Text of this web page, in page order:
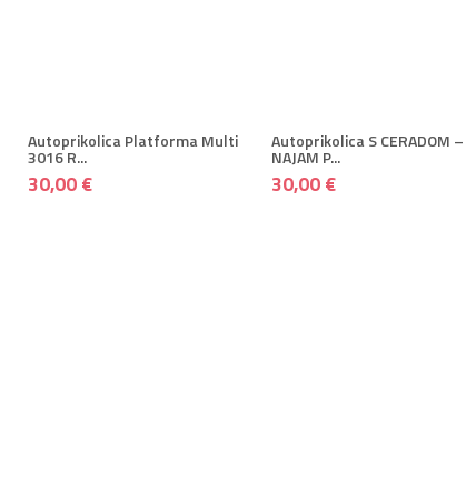
Autoprikolica Platforma Multi
3016 R...
30,00 €
Autoprikolica S CERADOM –
NAJAM P...
30,00 €